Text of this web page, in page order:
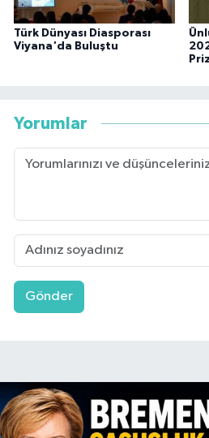
Türk Dünyası Diasporası
Viyana'da Buluştu
Yorumlar
Gönder